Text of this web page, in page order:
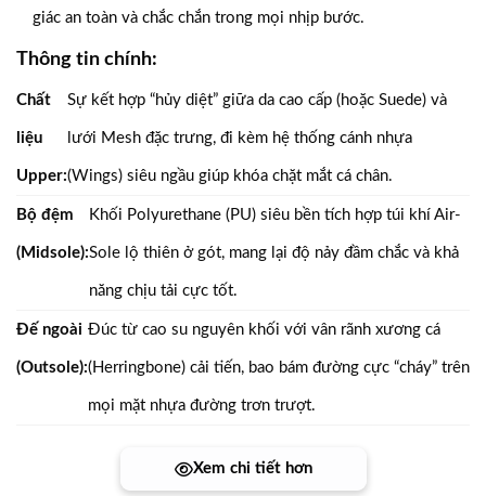
giác an toàn và chắc chắn trong mọi nhịp bước.
Thông tin chính:
Chất
liệu
Upper:
Sự kết hợp “hủy diệt” giữa da cao cấp (hoặc Suede) và
lưới Mesh đặc trưng, đi kèm hệ thống cánh nhựa
(Wings) siêu ngầu giúp khóa chặt mắt cá chân.
Bộ đệm
(Midsole):
Khối Polyurethane (PU) siêu bền tích hợp túi khí Air-
Sole lộ thiên ở gót, mang lại độ nảy đầm chắc và khả
năng chịu tải cực tốt.
Đế ngoài
(Outsole):
Đúc từ cao su nguyên khối với vân rãnh xương cá
(Herringbone) cải tiến, bao bám đường cực “cháy” trên
mọi mặt nhựa đường trơn trượt.
Xem chi tiết hơn